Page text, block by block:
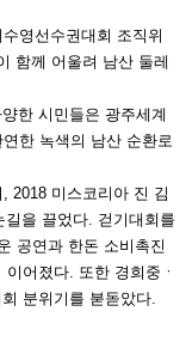
영선수권대회 조직위
함께 어울려 남산 둘레
한 시민들은 광주세계
한 녹색의 남산 순환로
2018 미스코리아 진 김
을 끌었다. 걷기대회를
공연과 한돈 소비촉진
어졌다. 또한 경희중ㆍ
분위기를 붇돋았다.